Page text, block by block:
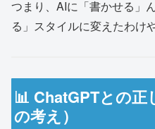
つまり、AIに「書かせる」
る」スタイルに変えたわけや
📊 ChatGPTとの
の考え）